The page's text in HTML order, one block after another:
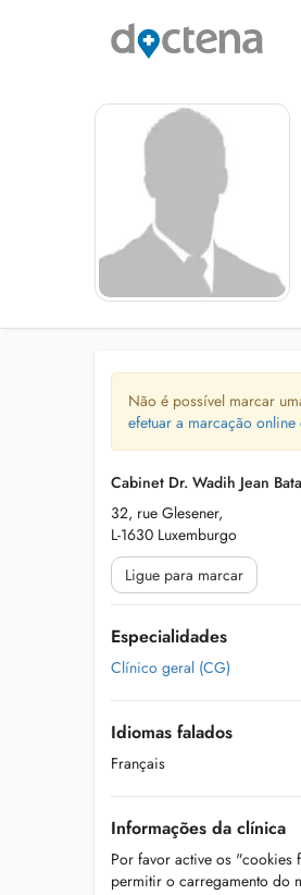
Não é possível marcar
efetuar a marcação
Cabinet Dr. Wadih Jean
32, rue Glesener,
L-1630 Luxemburgo
Ligue para marcar
Especialidades
Clínico geral (CG)
Idiomas falados
Français
Informações da clínica
Por favor active os
permitir o carregamento do